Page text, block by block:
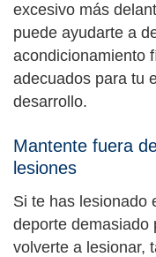
excesivo más
puede ayudarte a
acondicionamiento
adecuados para tu
desarrollo.
Mantente fuera
lesiones
Si te has lesionado
deporte demasiado
volverte a lesionar,